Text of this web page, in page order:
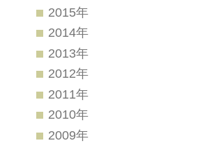
2015年
2014年
2013年
2012年
2011年
2010年
2009年